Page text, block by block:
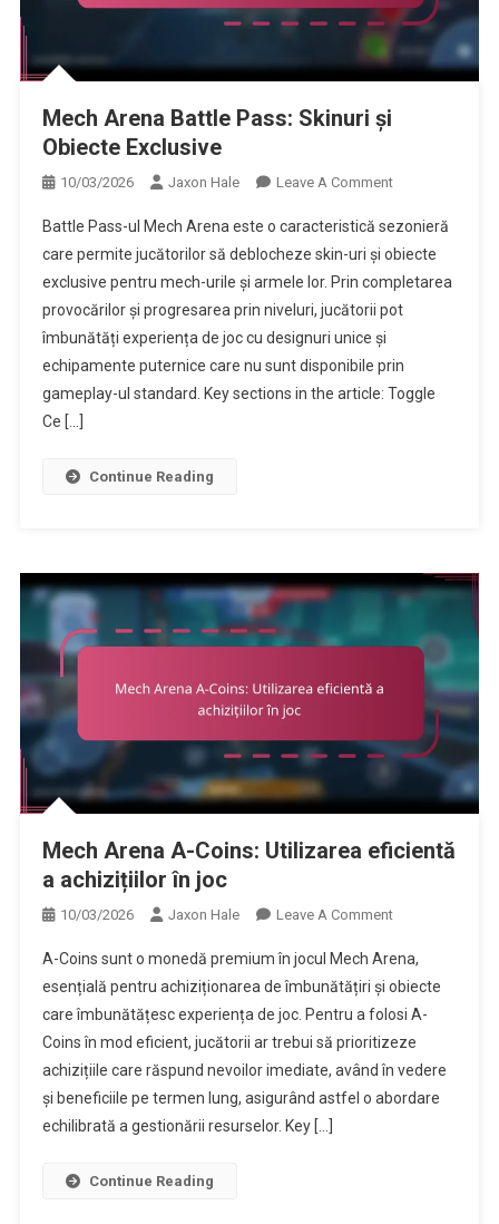
Mech Arena Battle Pass: Skinuri și
Obiecte Exclusive
10/03/2026 Jaxon Hale Leave A CommentOn
Arena
Battle
Pass:
Skinuri
Obiecte
Exclusive
Battle Pass-ul Mech Arena este o caracteristică sezonieră
care permite jucătorilor să deblocheze skin-uri și obiecte
exclusive pentru mech-urile și armele lor. Prin completarea
provocărilor și progresarea prin niveluri, jucătorii pot
îmbunătăți experiența de joc cu designuri unice și
echipamente puternice care nu sunt disponibile prin
gameplay-ul standard. Key sections in the article: Toggle
Ce […]
Continue Reading
Mech Arena A-Coins: Utilizarea eficientă
a achizițiilor în joc
10/03/2026 Jaxon Hale Leave A CommentOn
Arena
A-
Coins:
Utilizarea
Eficientă
A
A-Coins sunt o monedă premium în jocul Mech Arena,
esențială pentru achiziționarea de îmbunătățiri și obiecte
care îmbunătățesc experiența de joc. Pentru a folosi A-
Coins în mod eficient, jucătorii ar trebui să prioritizeze
achizițiile care răspund nevoilor imediate, având în vedere
și beneficiile pe termen lung, asigurând astfel o abordare
echilibrată a gestionării resurselor. Key […]
Continue Reading